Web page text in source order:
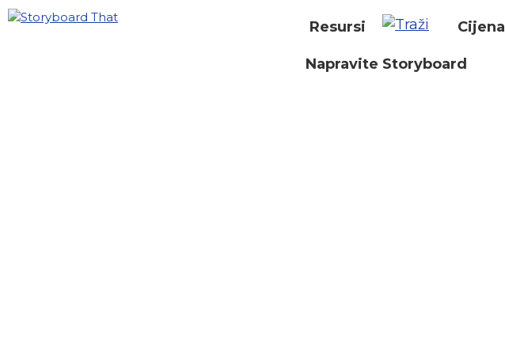
Resursi Cijena
Napravite Storyboard